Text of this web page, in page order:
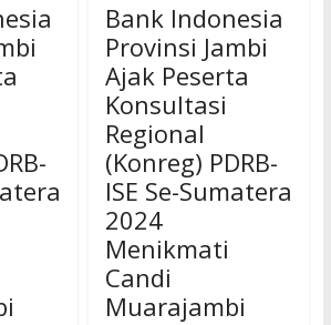
Bank Indonesia
Provinsi Jambi
Ajak Peserta
Konsultasi
Regional
(Konreg) PDRB-
ISE Se-Sumatera
2024
Menikmati
Candi
Muarajambi